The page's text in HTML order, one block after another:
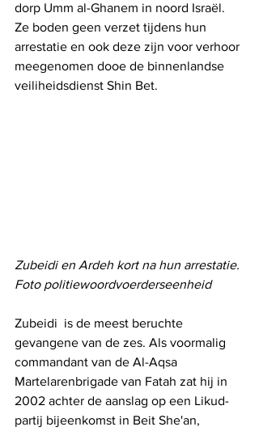
dorp Umm al-Ghanem in noord Israël.
Ze boden geen verzet tijdens hun
arrestatie en ook deze zijn voor verhoor
meegenomen dooe de binnenlandse
veiliheidsdienst Shin Bet.
Zubeidi en Ardeh kort na hun arrestatie.
Foto politiewoordvoerderseenheid
Zubeidi  is de meest beruchte
gevangene van de zes. Als voormalig
commandant van de Al-Aqsa
Martelarenbrigade van Fatah zat hij in
2002 achter de aanslag op een Likud-
partij bijeenkomst in Beit She'an,